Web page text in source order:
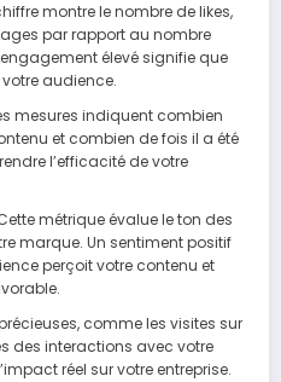
montre le nombre de likes,
par rapport au nombre
élevé signifie que
audience.
mesures indiquent combien
et combien de fois il a été
l’efficacité de votre
métrique évalue le ton des
marque. Un sentiment positif
perçoit votre contenu et
comme les visites sur
des interactions avec votre
réel sur votre entreprise.